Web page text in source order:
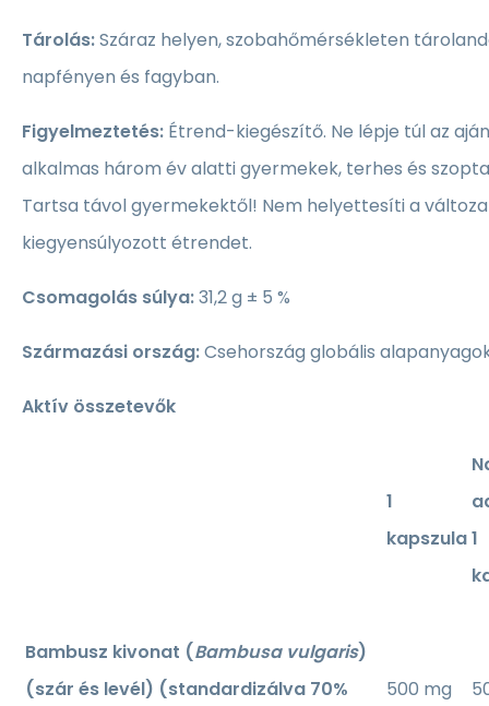
Tárolás:Száraz helyen, szobahőmérsékleten
napfényen és fagyban.
Figyelmeztetés: Étrend-kiegészítő. Ne lépje túl az
alkalmas három év alatti gyermekek, terhes és
Tartsa távol gyermekektől! Nem helyettesíti a
kiegyensúlyozott étrendet.
Csomagolás súlya:31,2 g ± 5 %
Származási ország:Csehország globális
Aktív összetevők
1
kapszula1
Bambusz kivonat (Bambusa vulgaris)
(szár és levél) (standardizálva 70%
500 mg